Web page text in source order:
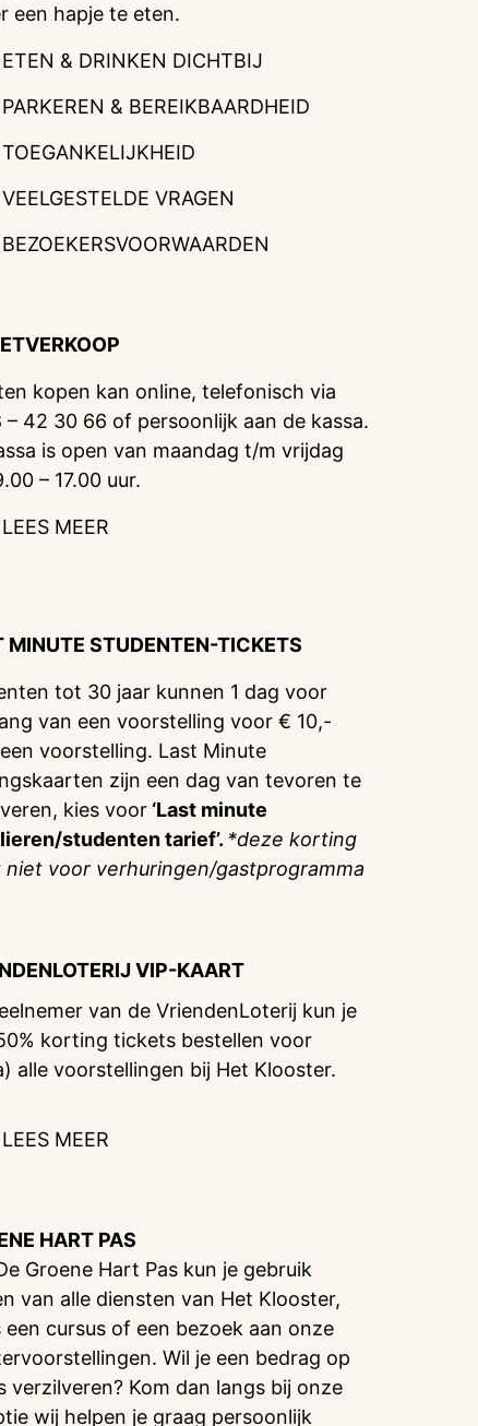
een hapje te eten.
ETEN & DRINKEN DICHTBIJ
PARKEREN & BEREIKBAARDHEID
TOEGANKELIJKHEID
VEELGESTELDE VRAGEN
BEZOEKERSVOORWAARDEN
kopen kan online, telefonisch via
– 42 30 66 of persoonlijk aan de kassa.
is open van maandag t/m vrijdag
– 17.00 uur.
LEES MEER
MINUTE STUDENTEN-TICKETS
tot 30 jaar kunnen 1 dag voor
van een voorstelling voor € 10,-
voorstelling. Last Minute
zijn een dag van tevoren te
kies voor ‘Last minute
studenten tarief’. *deze korting
niet voor verhuringen/gastprogramma
VIP-KAART
van de VriendenLoterij kun je
korting tickets bestellen voor
alle voorstellingen bij Het Klooster.
LEES MEER
HART PAS
Groene Hart Pas kun je gebruik
van alle diensten van Het Klooster,
een cursus of een bezoek aan onze
Wil je een bedrag op
verzilveren? Kom dan langs bij onze
wij helpen je graag persoonlijk